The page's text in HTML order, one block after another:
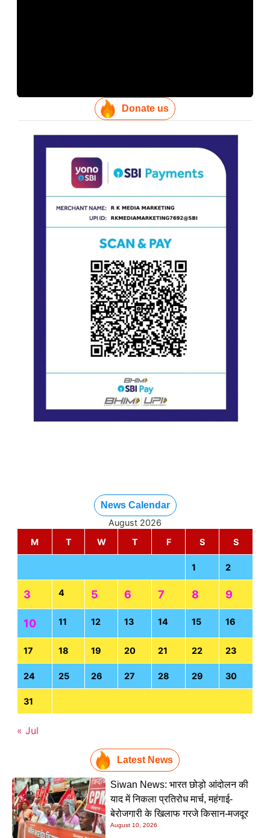
Donate us
News Calendar
August 2026
M
T W T F S S
1 2
3 4 5 6 7 8 9
10 11 12 13 14 15 16
17 18 19 20 21 22 23
24 25 26 27 28 29 30
31
« Jul
Latest News
Siwan News: भारत छोड़ो आंदोलन की
याद में निकला प्रतिरोध मार्च, महंगाई-
बेरोजगारी के खिलाफ गरजे किसान-मजदूर
August 10, 2026